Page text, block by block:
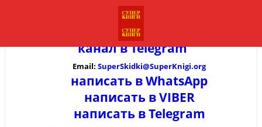
канал вTelegram
Email: SuperSkidki@SuperKnigi.org
написать в WhatsApp
написать в VIBER
написать в Telegram